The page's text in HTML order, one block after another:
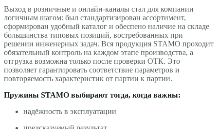
Выход в розничные и онлайн-каналы стал для компании
логичным шагом: был стандартизирован ассортимент,
сформирован удобный каталог и обеспено наличие на складе
большинства типовых позиций, востребованных при
решении инженерных задач. Вся продукция STAMO проходит
обязательный контроль на каждом этапе производства, а
отгрузка возможна только после проверки ОТК. Это
позволяет гарантировать соответствие параметров и
повторяемость характеристик от партии к партии.
Пружины STAMO выбирают тогда, когда важны:
надёжность в эксплуатации